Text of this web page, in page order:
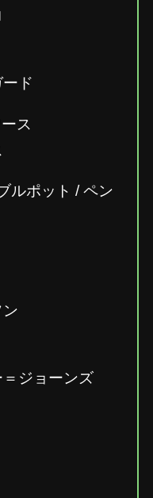
ド
ス
ルポット / ペン
ジョーンズ